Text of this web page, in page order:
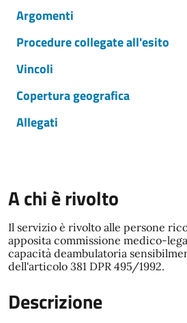
Argomenti
Procedure collegate all'esito
Vincoli
Copertura geografica
Allegati
A chi è rivolto
Il servizio è rivolto alle persone
apposita commissione medico-
capacità deambulatoria
dell'articolo 381 DPR 495/1992.
Descrizione